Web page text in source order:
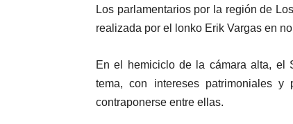
Los parlamentarios por la región de
realizada por el lonko Erik Vargas en
En el hemiciclo de la cámara alta, el
tema, con intereses patrimoniales y
contraponerse entre ellas.